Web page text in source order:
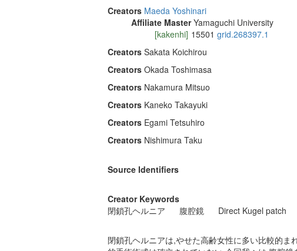
Creators Maeda Yoshinari
Affiliate Master Yamaguchi University
[kakenhi] 15501 grid.268397.1
Creators Sakata Koichirou
Creators Okada Toshimasa
Creators Nakamura Mitsuo
Creators Kaneko Takayuki
Creators Egami Tetsuhiro
Creators Nishimura Taku
Source Identifiers
Creator Keywords
閉鎖孔ヘルニア
腹腔鏡 Direct Kugel patch
閉鎖孔ヘルニアは,やせた高齢女性に多い比較的